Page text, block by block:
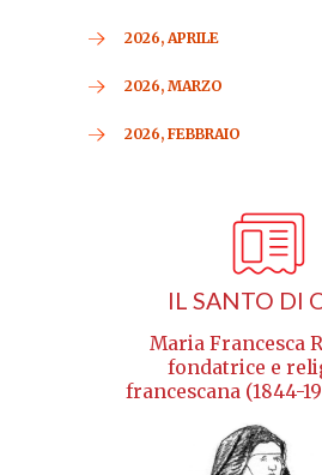
2026, APRILE
2026, MARZO
2026, FEBBRAIO
IL SANTO DI
Maria Francesca
fondatrice e
francescana (1844-